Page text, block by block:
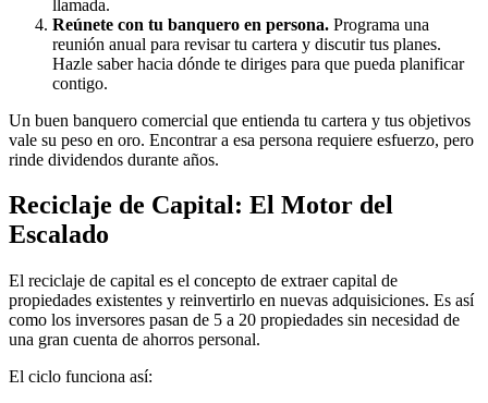
llamada.
Reúnete con tu banquero en persona. Programa una
reunión anual para revisar tu cartera y discutir tus planes.
Hazle saber hacia dónde te diriges para que pueda planificar
contigo.
Un buen banquero comercial que entienda tu cartera y tus objetivos
vale su peso en oro. Encontrar a esa persona requiere esfuerzo, pero
rinde dividendos durante años.
Reciclaje de Capital: El Motor del
Escalado
El reciclaje de capital es el concepto de extraer capital de
propiedades existentes y reinvertirlo en nuevas adquisiciones. Es así
como los inversores pasan de 5 a 20 propiedades sin necesidad de
una gran cuenta de ahorros personal.
El ciclo funciona así: